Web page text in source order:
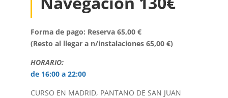
Forma de pago: Reserva 65,00 €
(Resto al llegar a n/instalaciones 65,00 €)
HORARIO:
de 16:00 a 22:00
CURSO EN MADRID, PANTANO DE SAN JUAN